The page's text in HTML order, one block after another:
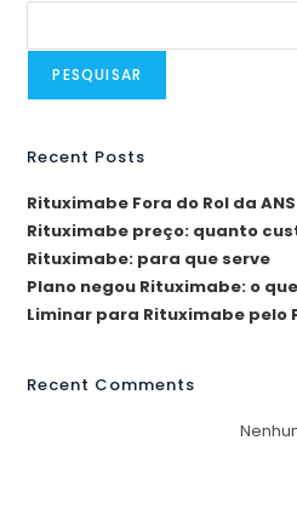
PESQUISAR
Recent Posts
Rituximabe Fora do Rol da ANS
Rituximabe preço: quanto
Rituximabe: para que serve
Plano negou Rituximabe: o
Liminar para Rituximabe pelo
Recent Comments